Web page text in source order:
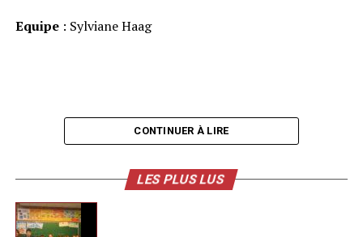
Equipe: Sylviane Haag
CONTINUER À LIRE
LES PLUS LUS